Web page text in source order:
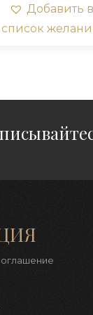
Добавить в
список